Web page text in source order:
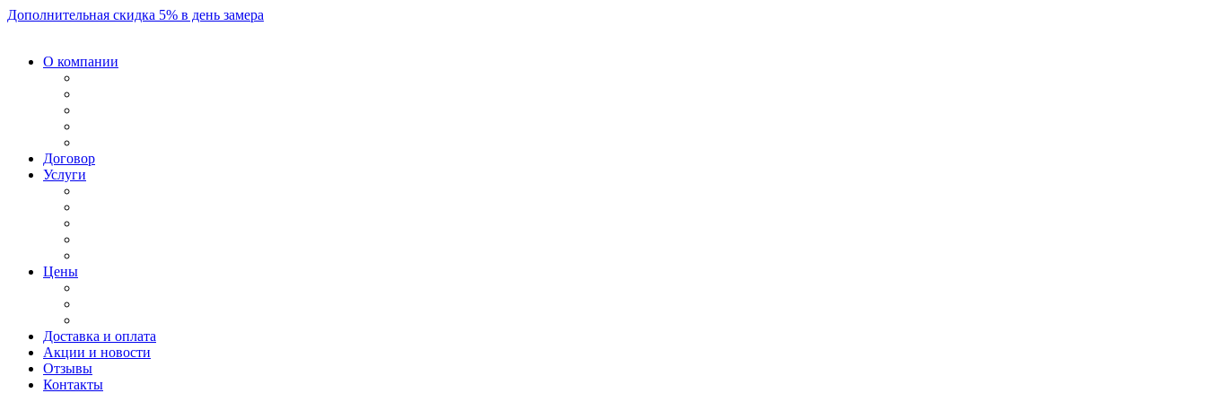
Дополнительная скидка 5% в день замера
О компании
Договор
Услуги
Цены
Доставка и оплата
Акции и новости
Отзывы
Контакты